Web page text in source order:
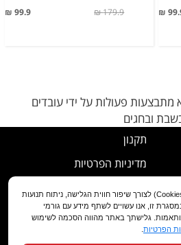
99.9 ₪ 179.9 ₪
פעולות על ידי עובדים
ובחגים
תקנון
מדיניות הפרטיות
נוהל ביטול עסקה
מדיניות החלפה/החזרה/ביטול
הצהרת נגישות
באתר זה נעשה שימוש בעוגיות (Cookies) לצורך שיפור חווית הגלישה, ניתוח תנועות
זו, אנו עשויים לשתף מידע עם גורמי
גלישתך באתר מהווה הסכמה לשימוש
הפרטיות